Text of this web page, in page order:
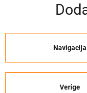
Navigacija
Verige